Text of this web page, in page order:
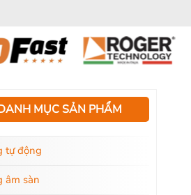
MỤC SẢN PHẨM
tự động
âm sàn